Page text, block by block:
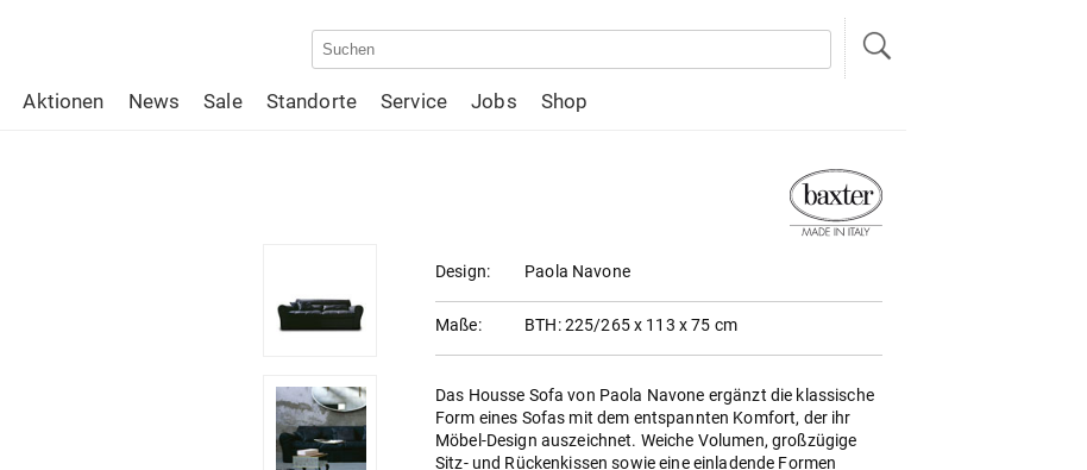
Aktionen News Sale Standorte Service Jobs Shop
Design: Paola Navone
Maße: BTH: 225/265 x 113 x 75 cm
Das Housse Sofa von Paola Navone ergänzt die klassische
Form eines Sofas mit dem entspannten Komfort, der ihr
Möbel-Design auszeichnet. Weiche Volumen, großzügige
Sitz- und Rückenkissen sowie eine einladende Formen